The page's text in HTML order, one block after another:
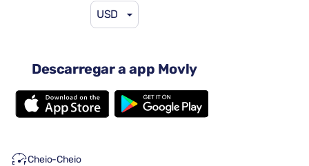
USD
Descarregar a app Movly
4 portas
Transmissão automática
5 lugares
Cheio-Cheio